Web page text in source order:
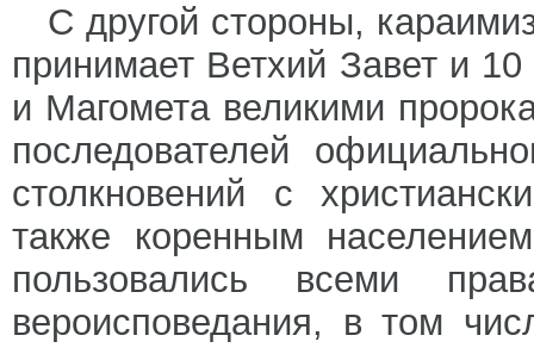
С другой стороны,
принимает Ветхий Завет и
и Магомета великими
последователей
столкновений с
также коренным
пользовались всеми
вероисповедания, в том